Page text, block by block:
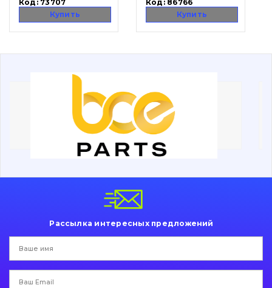
Ходовая часть
Коронки, зубья, адаптера, пальцы, фиксаторы
Ножи, режущие кромки
Защита (ковша, адаптера)
Подушки амортизационные
Трансмиссия
листа
Код: 73707
Купить
Код: 86766
Купить
Рассылка интересных предложений